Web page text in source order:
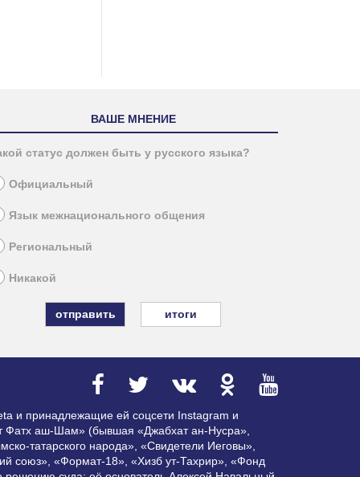
ВАШЕ МНЕНИЕ
статус должен быть у русского языка?
Официальный
Язык межнационального общения
Региональный
Никакой
итоги
и принадлежащие ей соцсети Instagram и
Фатх аш-Шам» (бывшая «Джабхат ан-Нусра»,
татарского народа», «Свидетели Иеговы»,
союз», «Формат-18», «Хизб ут-Тахрир», «Фонд